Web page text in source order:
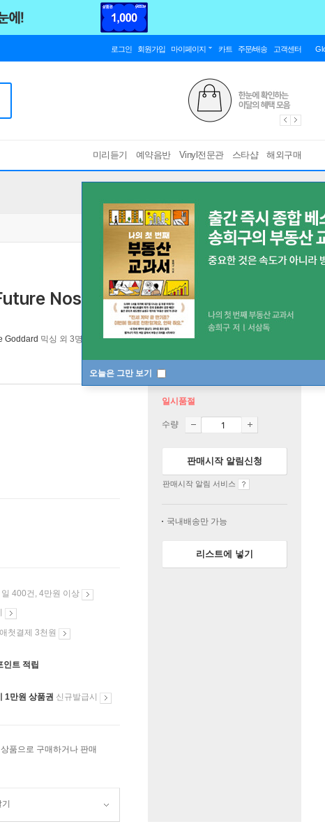
로그인 회원가입 마이페이지 카트 주문/배송 고객센터
미리듣기 예약음반 Vinyl전문관 스타샵 해외구매
오늘은 그만 보기
Nostalgia [Deluxe]
Goddard 믹싱 외 3명 Warner Music/Warner Music
일 400건, 4만원 이상
첫결제 3천원
인트 적립
1만원 상품권 신규발급시
품으로 구매하거나 판매
일시품절
수량
판매시작 알림신청
판매시작 알림 서비스
국내배송만 가능
리스트에 넣기